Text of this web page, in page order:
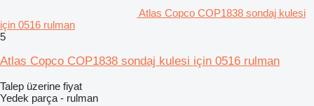
Atlas Copco COP1838 sondaj kulesi
için 0516 rulman
5
Atlas Copco COP1838 sondaj kulesi için 0516 rulman
Talep üzerine fiyat
Yedek parça - rulman